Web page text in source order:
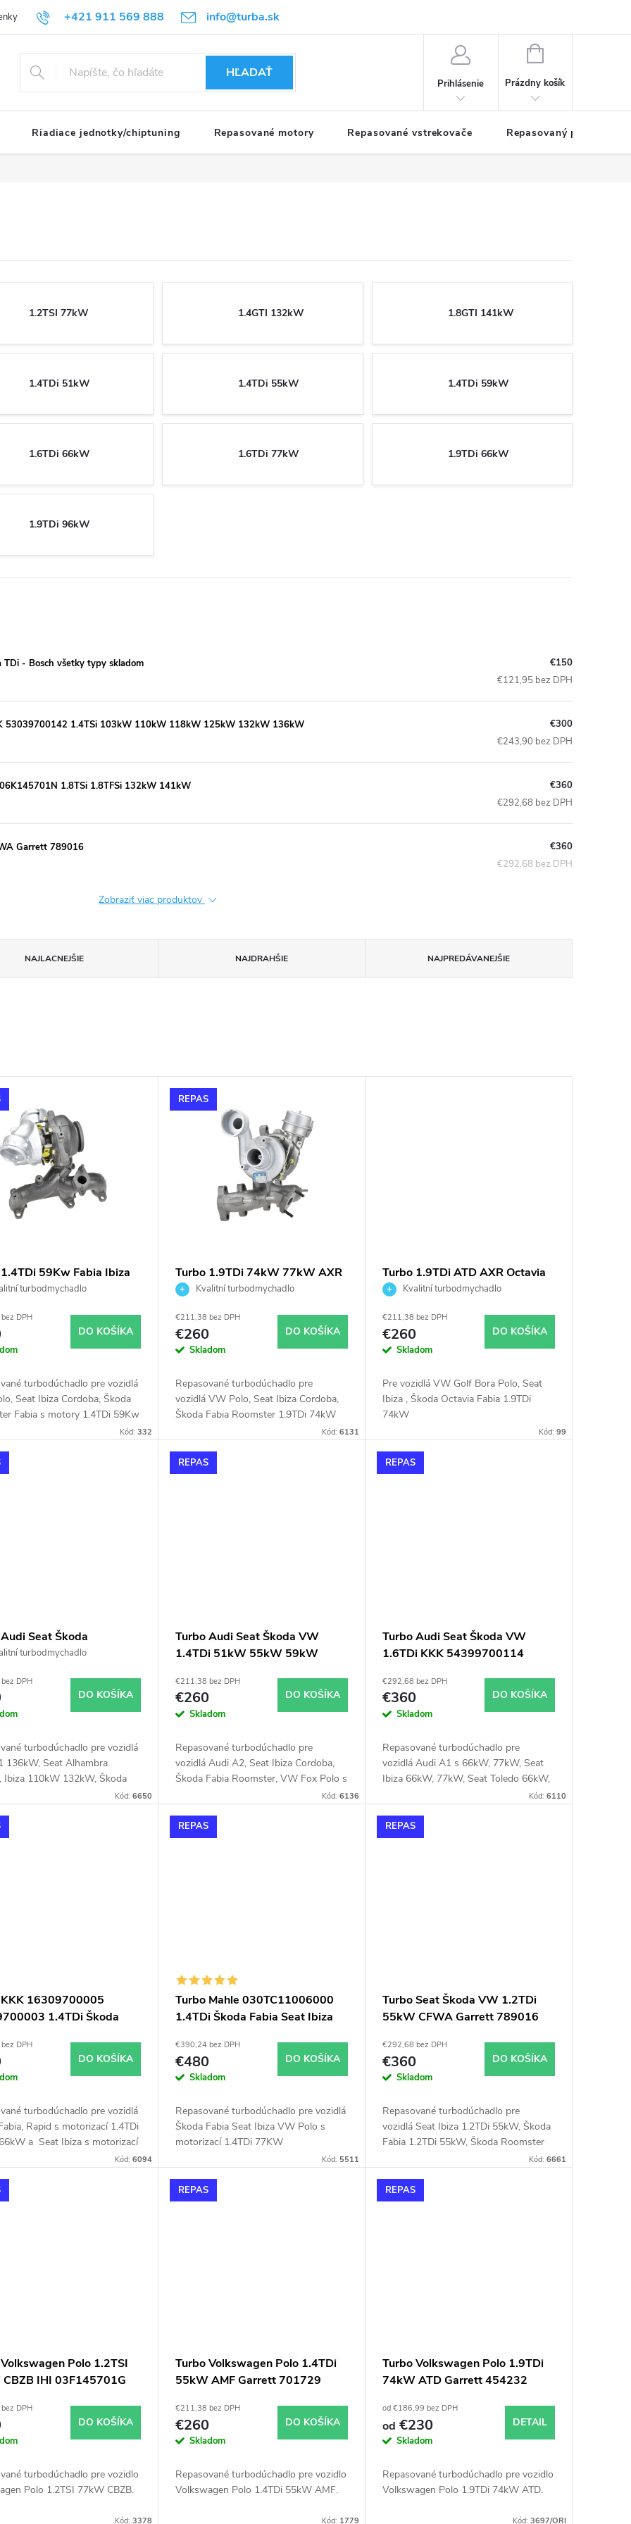
+421 911 569 888 info@turba.sk
GDPR
HĽADAŤ
Prihlásenie
NÁKUPNÝ
Prázdny košík
Riadiace jednotky/chiptuning Repasované motory Repasované vstrekovače Repasovaný pohon TDM
1.2TSI 77kW 1.4GTI 132kW 1.8GTI 141kW
1.4TDi 51kW 1.4TDi 55kW 1.4TDi 59kW
1.6TDi 66kW 1.6TDi 77kW 1.9TDi 66kW
1.9TDi 96kW
- Bosch všetky typy skladom
€150
€121,95 bez DPH
53039700142 1.4TSi 103kW 110kW 118kW 125kW 132kW 136kW
€300
€243,90 bez DPH
1.8TSi 1.8TFSi 132kW 141kW
€360
€292,68 bez DPH
Garrett 789016
€360
€292,68 bez DPH
Zobraziť viac produktov
NAJLACNEJŠIE NAJDRAHŠIE NAJPREDÁVANEJŠIE
59Kw Fabia Ibiza
Polo Roomster KKK
turbodmychadlo
DPH
DO KOŠÍKA
turbodúchadlo pre vozidlá
Seat Ibiza Cordoba, Škoda
Fabia s motory 1.4TDi 59Kw
Kód: 332
REPAS
Turbo 1.9TDi 74kW 77kW AXR
BSW KKK 54399700019
54399880008
Kvalitní turbodmychadlo
€211,38 bez DPH
€260
Skladom
DO KOŠÍKA
Repasované turbodúchadlo pre
vozidlá VW Polo, Seat Ibiza Cordoba,
Škoda Fabia Roomster 1.9TDi 74kW
Kód: 6131
Turbo 1.9TDi ATD AXR Octavia
Golf Polo Fabia Ibiza KKK
Kvalitní turbodmychadlo
€211,38 bez DPH
€260
Skladom
DO KOŠÍKA
Pre vozidlá VW Golf Bora Polo, Seat
Ibiza , Škoda Octavia Fabia 1.9TDi
74kW
Kód: 99
Seat Škoda
KKK 53039700142
132kW 136kW
turbodmychadlo
DPH
DO KOŠÍKA
turbodúchadlo pre vozidlá
136kW, Seat Alhambra
Ibiza 110kW 132kW, Škoda
132kW, VW Beetle 118kW,
125kW, Jetta 103kW 118kW
118kW, Polo GTi
Kód: 6650
REPAS
Turbo Audi Seat Škoda VW
1.4TDi 51kW 55kW 59kW
€211,38 bez DPH
€260
Skladom
DO KOŠÍKA
Repasované turbodúchadlo pre
vozidlá Audi A2, Seat Ibiza Cordoba,
Škoda Fabia Roomster, VW Fox Polo s
Kód: 6136
REPAS
Turbo Audi Seat Škoda VW
1.6TDi KKK 54399700114
54399700136 54399700086
€292,68 bez DPH
€360
Skladom
DO KOŠÍKA
Repasované turbodúchadlo pre
vozidlá Audi A1 s 66kW, 77kW, Seat
Ibiza 66kW, 77kW, Seat Toledo 66kW,
Škoda Roomster 66kW, 77kW, VW
New Beetle 77kW, VW Polo 55kW,
Kód: 6110
16309700005
1.4TDi Škoda
DPH
DO KOŠÍKA
turbodúchadlo pre vozidlá
Rapid s motorizací 1.4TDi
a Seat Ibiza s motorizací
55kW, 66kW, 77kW, Audi A1
Kód: 6094
REPAS
Turbo Mahle 030TC11006000
1.4TDi Škoda Fabia Seat Ibiza
€390,24 bez DPH
€480
Skladom
DO KOŠÍKA
Repasované turbodúchadlo pre vozidlá
Škoda Fabia Seat Ibiza VW Polo s
motorizací 1.4TDi 77KW
Kód: 5511
REPAS
Turbo Seat Škoda VW 1.2TDi
55kW CFWA Garrett 789016
€292,68 bez DPH
€360
Skladom
DO KOŠÍKA
Repasované turbodúchadlo pre
vozidlá Seat Ibiza 1.2TDi 55kW, Škoda
Fabia 1.2TDi 55kW, Škoda Roomster
1.2TDi 55kW, VW Polo 1.2TDi 55kW
Kód: 6661
Polo 1.2TSI
IHI 03F145701G
DPH
DO KOŠÍKA
turbodúchadlo pre vozidlo
Polo 1.2TSI 77kW CBZB.
Kód: 3378
REPAS
Turbo Volkswagen Polo 1.4TDi
55kW AMF Garrett 701729
€211,38 bez DPH
€260
Skladom
DO KOŠÍKA
Repasované turbodúchadlo pre vozidlo
Volkswagen Polo 1.4TDi 55kW AMF.
Kód: 1779
REPAS
Turbo Volkswagen Polo 1.9TDi
74kW ATD Garrett 454232
od €186,99 bez DPH
od €230
Skladom
DETAIL
Repasované turbodúchadlo pre vozidlo
Volkswagen Polo 1.9TDi 74kW ATD.
Kód: 3697/ORI